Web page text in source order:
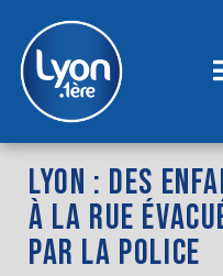
LYON : DES
À LA RUE
PAR LA POLICE